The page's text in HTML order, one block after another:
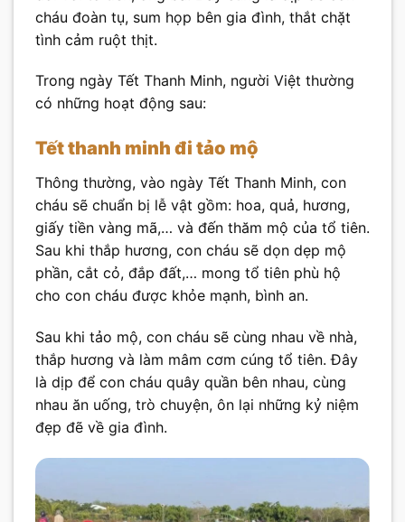
cháu đoàn tụ, sum họp bên gia đình, thắt chặt
tình cảm ruột thịt.
Trong ngày Tết Thanh Minh, người Việt thường
có những hoạt động sau:
Tết thanh minh đi tảo mộ
Thông thường, vào ngày Tết Thanh Minh, con
cháu sẽ chuẩn bị lễ vật gồm: hoa, quả, hương,
giấy tiền vàng mã,… và đến thăm mộ của tổ tiên.
Sau khi thắp hương, con cháu sẽ dọn dẹp mộ
phần, cắt cỏ, đắp đất,… mong tổ tiên phù hộ
cho con cháu được khỏe mạnh, bình an.
Sau khi tảo mộ, con cháu sẽ cùng nhau về nhà,
thắp hương và làm mâm cơm cúng tổ tiên. Đây
là dịp để con cháu quây quần bên nhau, cùng
nhau ăn uống, trò chuyện, ôn lại những kỷ niệm
đẹp đẽ về gia đình.